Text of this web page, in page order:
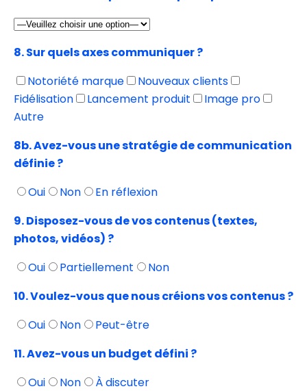
8. Sur quels axes communiquer ?
Notoriété marque
Nouveaux clients
Fidélisation
Lancement produit
Image pro
Autre
8b. Avez-vous une stratégie de communication
définie ?
Oui
Non
En réflexion
9. Disposez-vous de vos contenus (textes,
photos, vidéos) ?
Oui
Partiellement
Non
10. Voulez-vous que nous créions vos contenus ?
Oui
Non
Peut-être
11. Avez-vous un budget défini ?
Oui
Non À discuter